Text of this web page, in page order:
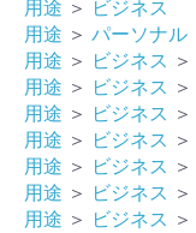
用途 ＞ ビジネス
用途 ＞ パーソナル
用途 ＞ ビジネス ＞
用途 ＞ ビジネス ＞
用途 ＞ ビジネス ＞
用途 ＞ ビジネス ＞
用途 ＞ ビジネス ＞
用途 ＞ ビジネス ＞
用途 ＞ ビジネス ＞